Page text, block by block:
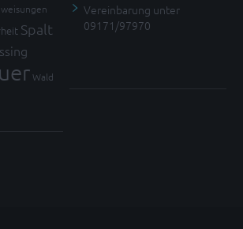
Spalt
Wald
Vereinbarung unter
09171/97970